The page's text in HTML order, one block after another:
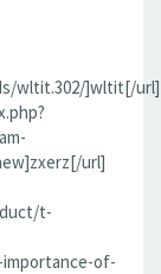
wltit.302/]wltit[/url]
url]
t-
of-